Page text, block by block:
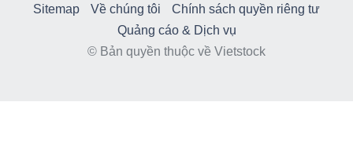
Sitemap Về chúng tôi
Chính sách quyền riêng tư
Quảng cáo & Dịch vụ
© Bản quyền thuộc về Vietstock